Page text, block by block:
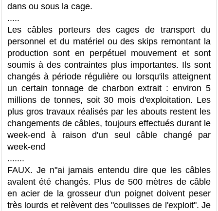
dans ou sous la cage.
.....
Les câbles porteurs des cages de transport du
personnel et du matériel ou des skips remontant la
production sont en perpétuel mouvement et sont
soumis à des contraintes plus importantes. Ils sont
changés à période régulière ou lorsqu'ils atteignent
un certain tonnage de charbon extrait : environ 5
millions de tonnes, soit 30 mois d'exploitation. Les
plus gros travaux réalisés par les abouts restent les
changements de câbles, toujours effectués durant le
week-end à raison d'un seul câble changé par
week-end
.......
FAUX. Je n"ai jamais entendu dire que les câbles
avalent été changés. Plus de 500 mètres de câble
en acier de la grosseur d'un poignet doivent peser
très lourds et relèvent des "coulisses de l'exploit". Je